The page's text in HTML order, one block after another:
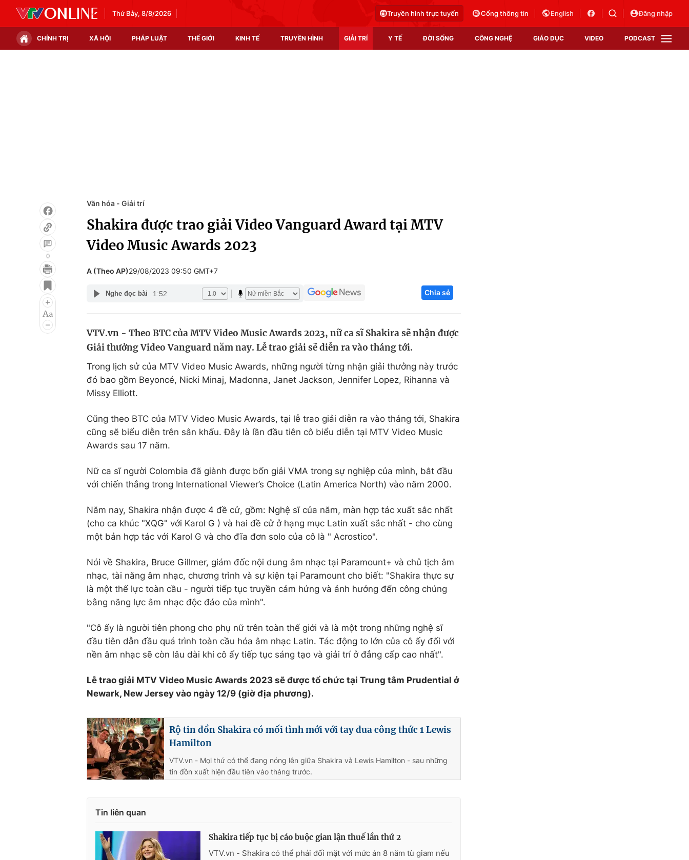
Thứ Bảy, 8/8/2026 Truyền hình trực tuyến Cổng thông tin English Đăng nhập
CHÍNH TRỊ XÃ HỘI PHÁP LUẬT THẾ GIỚI KINH TẾ TRUYỀN HÌNH GIẢI TRÍ Y TẾ ĐỜI SỐNG CÔNG NGHỆ GIÁO DỤC VIDEO PODCAST
Infographic
Điện ảnh
Âm nhạc
Du lịch
Chất lượng cuộc sống
Tuyển sinh
Hitech Công nghệ tương lai
Thị trường
0
Văn hóa - Giải trí
Shakira được trao giải Video Vanguard Award tại MTV
Video Music Awards 2023
A (Theo AP)29/08/2023 09:50 GMT+7
Nghe đọc bài 1:52 Chia sẻ
VTV.vn - Theo BTC của MTV Video Music Awards 2023, nữ ca sĩ Shakira sẽ nhận được
Giải thưởng Video Vanguard năm nay. Lễ trao giải sẽ diễn ra vào tháng tới.
Trong lịch sử của MTV Video Music Awards, những người từng nhận giải thưởng này trước
đó bao gồm Beyoncé, Nicki Minaj, Madonna, Janet Jackson, Jennifer Lopez, Rihanna và
Missy Elliott.
Cũng theo BTC của MTV Video Music Awards, tại lễ trao giải diễn ra vào tháng tới, Shakira
cũng sẽ biểu diễn trên sân khấu. Đây là lần đầu tiên cô biểu diễn tại MTV Video Music
Awards sau 17 năm.
Nữ ca sĩ người Colombia đã giành được bốn giải VMA trong sự nghiệp của mình, bắt đầu
với chiến thắng trong International Viewer’s Choice (Latin America North) vào năm 2000.
Năm nay, Shakira nhận được 4 đề cử, gồm: Nghệ sĩ của năm, màn hợp tác xuất sắc nhất
(cho ca khúc "XQG" với Karol G ) và hai đề cử ở hạng mục Latin xuất sắc nhất - cho cùng
một bản hợp tác với Karol G và cho đĩa đơn solo của cô là " Acrostico".
Nói về Shakira, Bruce Gillmer, giám đốc nội dung âm nhạc tại Paramount+ và chủ tịch âm
nhạc, tài năng âm nhạc, chương trình và sự kiện tại Paramount cho biết: "Shakira thực sự
là một thế lực toàn cầu - người tiếp tục truyền cảm hứng và ảnh hưởng đến công chúng
bằng năng lực âm nhạc độc đáo của mình".
"Cô ấy là người tiên phong cho phụ nữ trên toàn thế giới và là một trong những nghệ sĩ
đầu tiên dẫn đầu quá trình toàn cầu hóa âm nhạc Latin. Tác động to lớn của cô ấy đối với
nền âm nhạc sẽ còn lâu dài khi cô ấy tiếp tục sáng tạo và giải trí ở đẳng cấp cao nhất".
Lễ trao giải MTV Video Music Awards 2023 sẽ được tổ chức tại Trung tâm Prudential ở
Newark, New Jersey vào ngày 12/9 (giờ địa phương).
Rộ tin đồn Shakira có mối tình mới với tay đua công thức 1 Lewis
Hamilton
VTV.vn - Mọi thứ có thể đang nóng lên giữa Shakira và Lewis Hamilton - sau những
tin đồn xuất hiện đầu tiên vào tháng trước.
Tin liên quan
Shakira tiếp tục bị cáo buộc gian lận thuế lần thứ 2
VTV.vn - Shakira có thể phải đối mặt với mức án 8 năm tù giam nếu